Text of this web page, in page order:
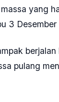
yang
3
pulang